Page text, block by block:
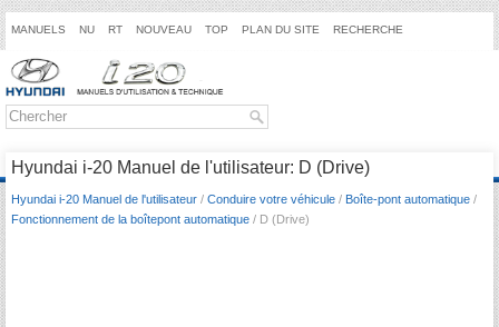
MANUELS NU RT NOUVEAU TOP PLAN DU SITE RECHERCHE
Hyundai i-20 Manuel de l'utilisateur: D (Drive)
Hyundai i-20 Manuel de l'utilisateur / Conduire votre véhicule / Boîte-pont automatique /
Fonctionnement de la boîtepont automatique / D (Drive)